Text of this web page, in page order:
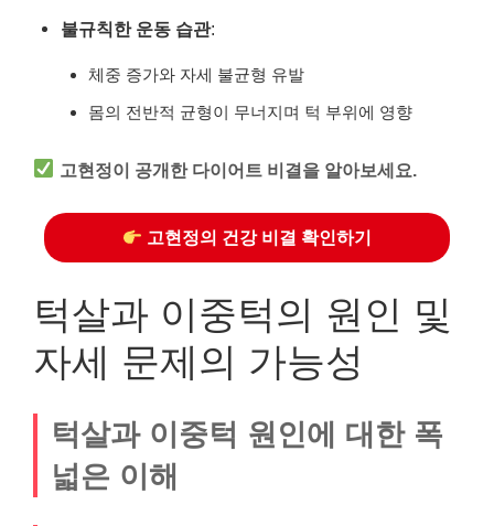
불규칙한 운동 습관:
체중 증가와 자세 불균형 유발
몸의 전반적 균형이 무너지며 턱 부위에 영향
고현정이 공개한 다이어트 비결을 알아보세요.
고현정의 건강 비결 확인하기
턱살과 이중턱의 원인 및
자세 문제의 가능성
턱살과 이중턱 원인에 대한 폭
넓은 이해